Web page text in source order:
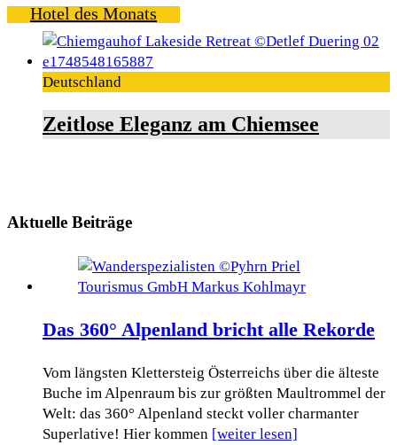
Hotel des Monats
Deutschland
Zeitlose Eleganz am Chiemsee
Aktuelle Beiträge
Das 360° Alpenland bricht alle Rekorde
Vom längsten Klettersteig Österreichs über die älteste
Buche im Alpenraum bis zur größten Maultrommel der
Welt: das 360° Alpenland steckt voller charmanter
Superlative! Hier kommen [weiter lesen]